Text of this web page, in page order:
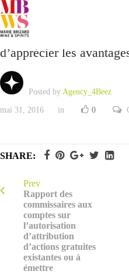
Rapport du commissaire
d’apprécier les
Posted by Agency_4Beez
mai 31, 2016 in 0
SHARE:
Prev
Rapport des
commissaires aux
comptes sur
l’autorisation
d’attribution
d’actions gratuites
existantes ou à
émettre